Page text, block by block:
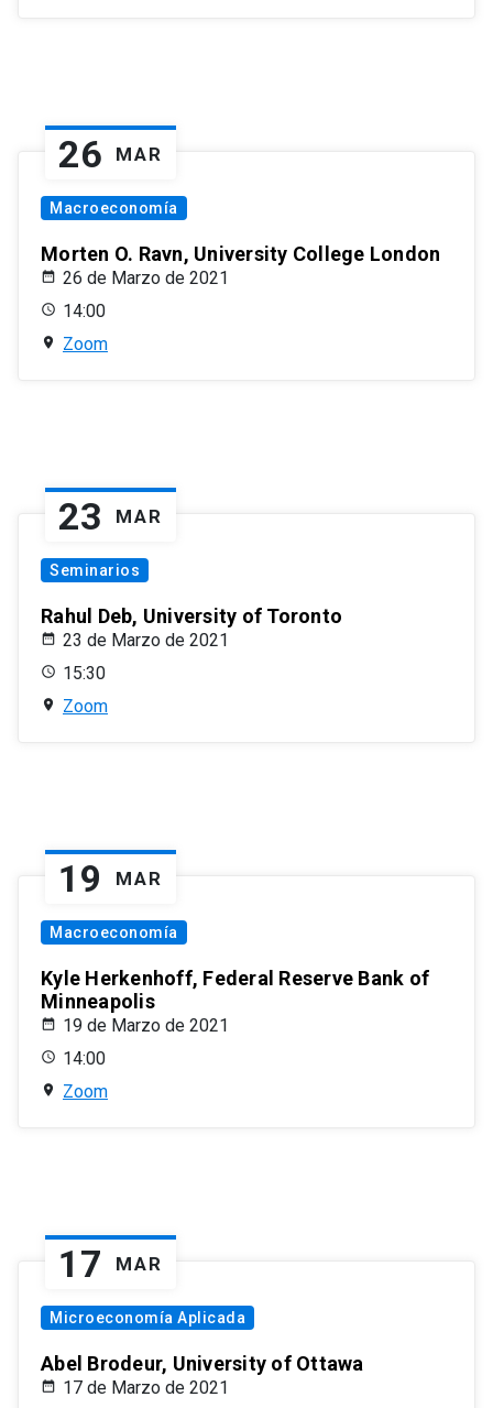
26 MAR
Macroeconomía
Morten O. Ravn, University College London
26 de Marzo de 2021
14:00
Zoom
23 MAR
Seminarios
Rahul Deb, University of Toronto
23 de Marzo de 2021
15:30
Zoom
19 MAR
Macroeconomía
Kyle Herkenhoff, Federal Reserve Bank of
Minneapolis
19 de Marzo de 2021
14:00
Zoom
17 MAR
Microeconomía Aplicada
Abel Brodeur, University of Ottawa
17 de Marzo de 2021